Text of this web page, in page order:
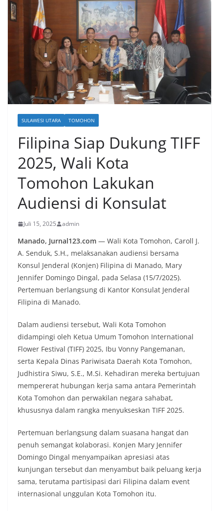
SULAWESI UTARA TOMOHON
Filipina Siap Dukung TIFF
2025, Wali Kota
Tomohon Lakukan
Audiensi di Konsulat
Juli 15, 2025 admin
Manado, Jurnal123.com — Wali Kota Tomohon, Caroll J.
A. Senduk, S.H., melaksanakan audiensi bersama
Konsul Jenderal (Konjen) Filipina di Manado, Mary
Jennifer Domingo Dingal, pada Selasa (15/7/2025).
Pertemuan berlangsung di Kantor Konsulat Jenderal
Filipina di Manado.
Dalam audiensi tersebut, Wali Kota Tomohon
didampingi oleh Ketua Umum Tomohon International
Flower Festival (TIFF) 2025, Ibu Vonny Pangemanan,
serta Kepala Dinas Pariwisata Daerah Kota Tomohon,
Judhistira Siwu, S.E., M.Si. Kehadiran mereka bertujuan
mempererat hubungan kerja sama antara Pemerintah
Kota Tomohon dan perwakilan negara sahabat,
khususnya dalam rangka menyukseskan TIFF 2025.
Pertemuan berlangsung dalam suasana hangat dan
penuh semangat kolaborasi. Konjen Mary Jennifer
Domingo Dingal menyampaikan apresiasi atas
kunjungan tersebut dan menyambut baik peluang kerja
sama, terutama partisipasi dari Filipina dalam event
internasional unggulan Kota Tomohon itu.